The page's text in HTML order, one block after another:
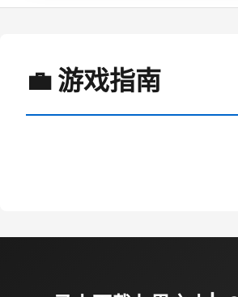
💼 游戏指南